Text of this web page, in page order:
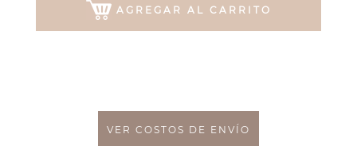
AGREGAR AL CARRITO
VER COSTOS DE ENVÍO